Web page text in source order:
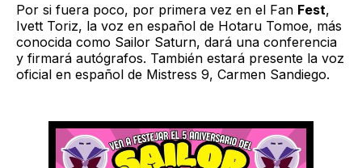
Por si fuera poco, por primera vez en el Fan Fest,
Ivett Toriz, la voz en español de Hotaru Tomoe, más
conocida como Sailor Saturn, dará una conferencia
y firmará autógrafos. También estará presente la voz
oficial en español de Mistress 9, Carmen Sandiego.